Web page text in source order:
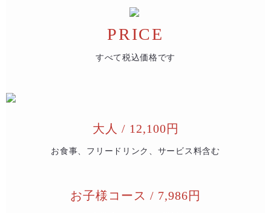
PRICE
すべて税込価格です
大人 / 12,100円
お食事、フリードリンク、サービス料含む
お子様コース / 7,986円